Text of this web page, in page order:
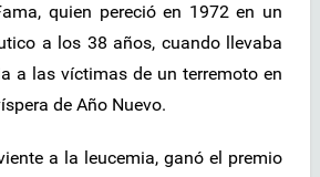
quien pereció en 1972 en un
a los 38 años, cuando llevaba
a las víctimas de un terremoto en
de Año Nuevo.
a la leucemia, ganó el premio